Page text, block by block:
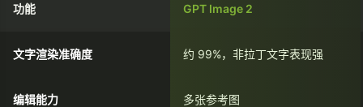
功能 GPT Image 2
文字渲染准确度 约 99%，非拉丁文字表现强
编辑能力 多张参考图